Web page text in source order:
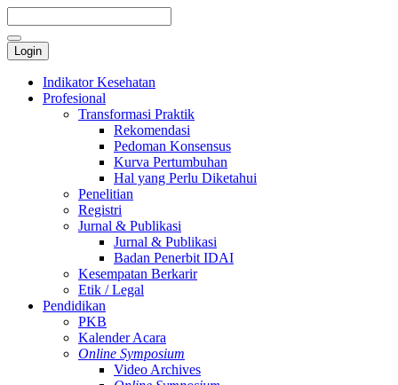
Login
Indikator Kesehatan
Profesional
Transformasi Praktik
Rekomendasi
Pedoman Konsensus
Kurva Pertumbuhan
Hal yang Perlu Diketahui
Penelitian
Registri
Jurnal & Publikasi
Jurnal & Publikasi
Badan Penerbit IDAI
Kesempatan Berkarir
Etik / Legal
Pendidikan
PKB
Kalender Acara
Online Symposium
Video Archives